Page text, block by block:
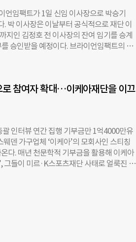
부교수 및 김재철AI대학원 겸임교수로 재
실(KIXLAB)은 인간-컴퓨터 상호작용과 인
적용과 인터랙션 방식을 연구하고 있다. 김
동 대학원에서 박사 학위를 취득한 후
기계학습, 딥러닝, 컴퓨터비전 분야를 주로
김주호 교수와 김은솔 교수의 신임 이사 선
이라는 브라이언임팩트의 비전과 목표를
임팩트가 1일 신임 이사장으로 박승기
박 이사장은 이날부터 공식적으로 재단 이
지인 김정호 전 이사장의 잔여 임기를 승계
승인받을 예정이다. 브라이언임팩트의 정
오브레인 대표의 뒤를 이어 카카오브레인의
트 이사회는 박 이사장에 대해 “AI와 과학
향성에 맞고, 기존에 추진 중인 소셜임팩
도와 더 나은 세상을 만들 수 있다는 믿음을
임팩트 기업 및 조직을 꾸준히 지원해 왔
하며 지금까지 재단에서 성실히 수행해 온
사업들을 힘있게 추진해 나갈 수 있도록 최
참여자 확대…이케아재단을 이끄
인터뷰 연간 집행 기부금만 1억4000만유
덴 가구업체 ‘이케아’의 모회사인 스티칭
다. 매년 천문학적 기부금을 활용해 이케아
그들이 미르·K스포츠재단 사태로 얼룩진 국